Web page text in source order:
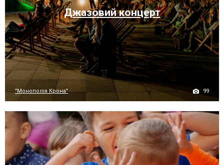
Джазовий концерт
"Монополія Крона" 99